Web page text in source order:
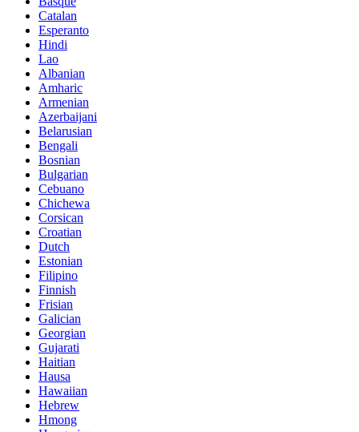
Catalan
Esperanto
Hindi
Lao
Albanian
Amharic
Armenian
Azerbaijani
Belarusian
Bengali
Bosnian
Bulgarian
Cebuano
Chichewa
Corsican
Croatian
Dutch
Estonian
Filipino
Finnish
Frisian
Galician
Georgian
Gujarati
Haitian
Hausa
Hawaiian
Hebrew
Hmong